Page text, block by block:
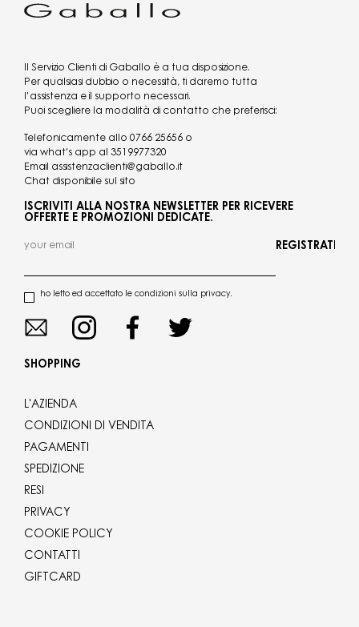
Il Servizio Clienti di Gaballo è a tua disposizione.
Per qualsiasi dubbio o necessità, ti daremo tutta
l’assistenza e il supporto necessari.
Puoi scegliere la modalità di contatto che preferisci:
Telefonicamente allo 0766 25656 o
via what's app al 3519977320
Email assistenzaclienti@gaballo.it
Chat disponibile sul sito
ISCRIVITI ALLA NOSTRA NEWSLETTER PER RICEVERE
OFFERTE E PROMOZIONI DEDICATE.
ho letto ed accettato le condizioni sulla privacy.
REGISTRATI
SHOPPING
L'AZIENDA
CONDIZIONI DI VENDITA
PAGAMENTI
SPEDIZIONE
RESI
PRIVACY
COOKIE POLICY
CONTATTI
GIFTCARD